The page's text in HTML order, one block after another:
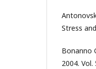
Stress
Bonanno
2004.